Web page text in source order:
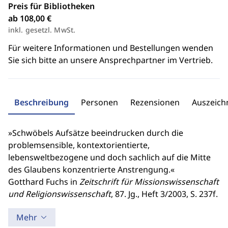
Preis für Bibliotheken
ab 108,00 €
inkl. gesetzl. MwSt.
Für weitere Informationen und Bestellungen wenden
Sie sich bitte an unsere Ansprechpartner im Vertrieb.
Beschreibung Personen Rezensionen
»Schwöbels Aufsätze beeindrucken durch die
problemsensible, kontextorientierte,
lebensweltbezogene und doch sachlich auf die Mitte
des Glaubens konzentrierte Anstrengung.«
Gotthard Fuchs in Zeitschrift für Missionswissenschaft
und Religionswissenschaft, 87. Jg., Heft 3/2003, S. 237f.
Mehr